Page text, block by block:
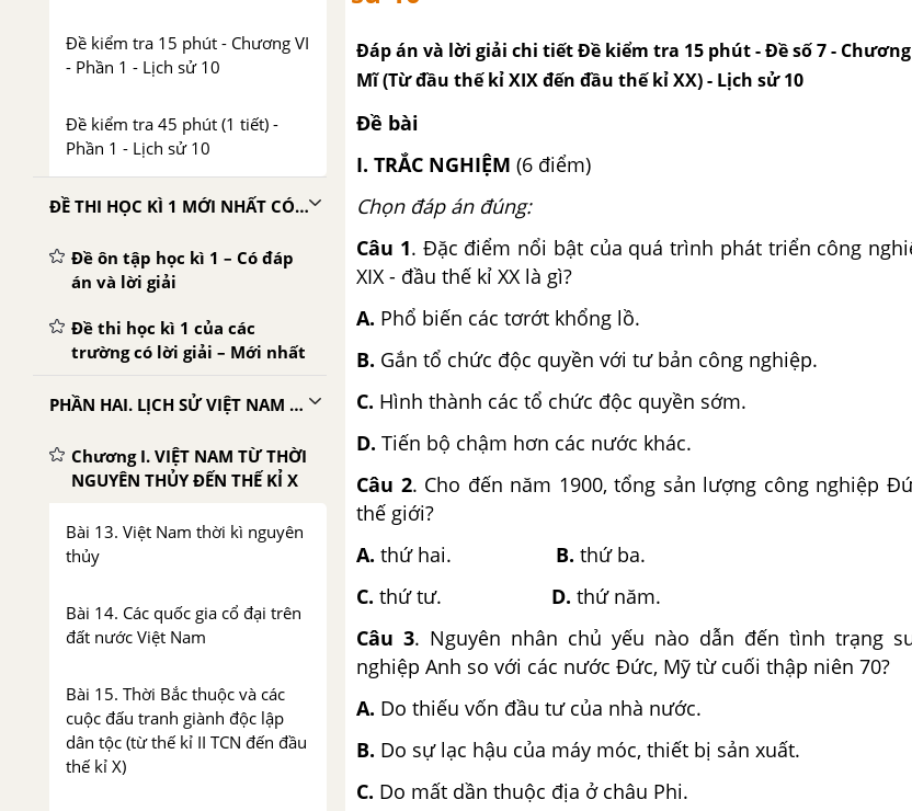
Đề kiểm tra 15 phút - Chương VI
- Phần 1 - Lịch sử 10
Đề kiểm tra 45 phút (1 tiết) -
Phần 1 - Lịch sử 10
ĐỀ THI HỌC KÌ 1 MỚI NHẤT CÓ LỜI GIẢI
Đề ôn tập học kì 1 – Có đáp
án và lời giải
Đề thi học kì 1 của các
trường có lời giải – Mới nhất
PHẦN HAI. LỊCH SỬ VIỆT NAM TỪ NGUỒN GỐC ĐẾN GIỮA THẾ KỈ XIX
Chương I. VIỆT NAM TỪ THỜI
NGUYÊN THỦY ĐẾN THẾ KỈ X
Bài 13. Việt Nam thời kì nguyên
thủy
Bài 14. Các quốc gia cổ đại trên
đất nước Việt Nam
Bài 15. Thời Bắc thuộc và các
cuộc đấu tranh giành độc lập
dân tộc (từ thế kỉ II TCN đến đầu
thế kỉ X)
Đáp án và lời giải chi tiết Đề kiểm tra 15 phút - Đề số 7 - Chương
Mĩ (Từ đầu thế kỉ XIX đến đầu thế kỉ XX) - Lịch sử 10
Đề bài
I. TRẮC NGHIỆM (6 điểm)
Chọn đáp án đúng:
Câu 1. Đặc điểm nổi bật của quá trình phát triển công
XIX - đầu thế kỉ XX là gì?
A. Phổ biến các tơrớt khổng lồ.
B. Gắn tổ chức độc quyền với tư bản công nghiệp.
C. Hình thành các tổ chức độc quyền sớm.
D. Tiến bộ chậm hơn các nước khác.
Câu 2. Cho đến năm 1900, tổng sản lượng công nghiệp
thế giới?
A. thứ hai. B. thứ ba.
C. thứ tư. D. thứ năm.
Câu 3. Nguyên nhân chủ yếu nào dẫn đến tình trạng
nghiệp Anh so với các nước Đức, Mỹ từ cuối thập niên 70?
A. Do thiếu vốn đầu tư của nhà nước.
B. Do sự lạc hậu của máy móc, thiết bị sản xuất.
C. Do mất dần thuộc địa ở châu Phi.